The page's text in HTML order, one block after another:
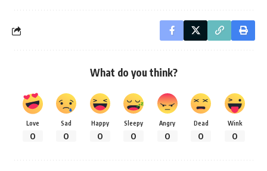
What do you think?
Love
0
Sad
0
Happy
0
Sleepy
0
Angry
0
Dead
0
Wink
0